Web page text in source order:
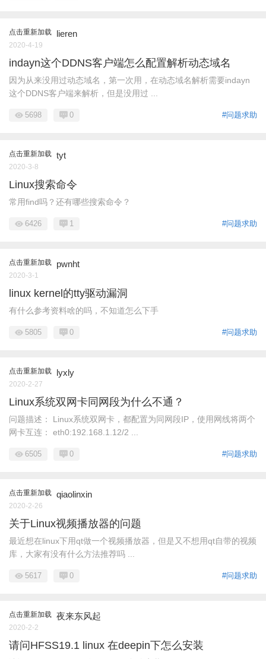
点击重新加载 lieren
2020-4-19
indayn这个DDNS客户端怎么配置解析动态域名
因为从来没用过动态域名，第一次用，在动态域名解析需要indayn
这个DDNS客户端来解析，但是没用过 ...
#问题求助
5698 0
点击重新加载 tyt
2020-3-8
Linux搜索命令
常用find吗？还有哪些搜索命令？
#问题求助
6426 1
点击重新加载 pwnht
2020-3-1
linux kernel的tty驱动漏洞
有什么参考资料啥的吗，不知道怎么下手
#问题求助
5805 0
点击重新加载 lyxly
2020-2-27
Linux系统双网卡同网段为什么不通？
问题描述： Linux系统双网卡，都配置为同网段IP，使用网线将两个
网卡互连： eth0:192.168.1.12/2 ...
#问题求助
6505 0
点击重新加载 qiaolinxin
2020-2-26
关于Linux视频播放器的问题
最近想在linux下用qt做一个视频播放器，但是又不想用qt自带的视频
库，大家有没有什么方法推荐吗 ...
#问题求助
5617 0
点击重新加载 夜来东风起
2020-2-2
请问HFSS19.1 linux 在deepin下怎么安装